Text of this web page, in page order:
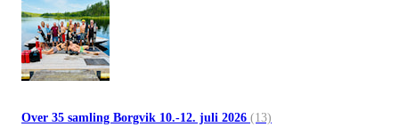
Over 35 samling Borgvik 10.-12. juli 2026 (13)